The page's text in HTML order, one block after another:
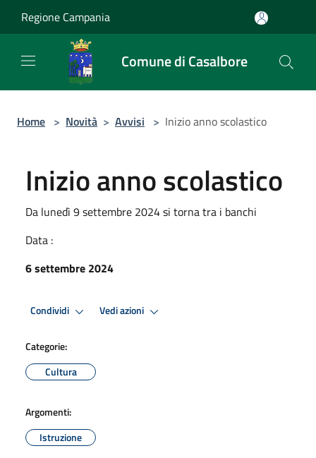
Regione Campania
Comune di Casalbore
Home > Novità > Avvisi > Inizio anno scolastico
Inizio anno scolastico
Da lunedì 9 settembre 2024 si torna tra i banchi
Data :
6 settembre 2024
Condividi Vedi azioni
Categorie:
Cultura
Argomenti:
Istruzione